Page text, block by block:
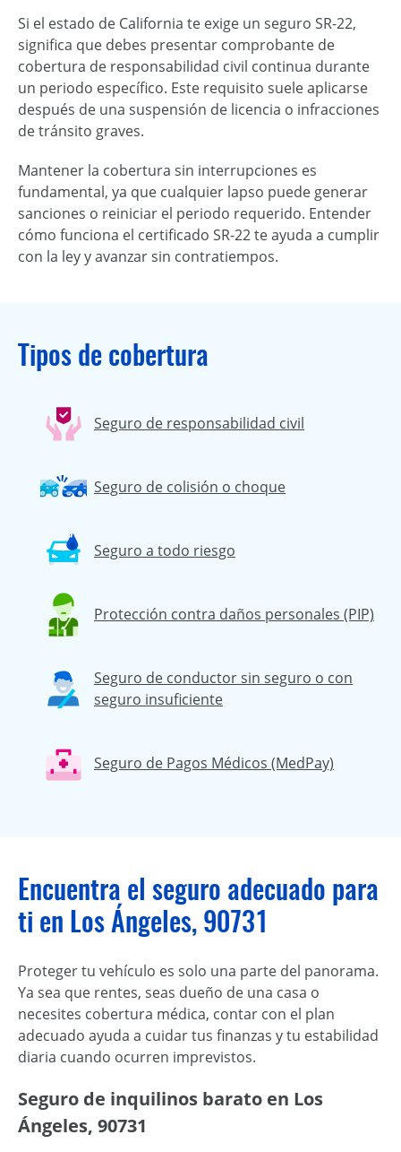
Si el estado de California te exige un seguro SR-22,
significa que debes presentar comprobante de
cobertura de responsabilidad civil continua durante
un periodo específico. Este requisito suele aplicarse
después de una suspensión de licencia o infracciones
de tránsito graves.
Mantener la cobertura sin interrupciones es
fundamental, ya que cualquier lapso puede generar
sanciones o reiniciar el periodo requerido. Entender
cómo funciona el certificado SR-22 te ayuda a cumplir
con la ley y avanzar sin contratiempos.
Tipos de cobertura
Seguro de responsabilidad civil
Seguro de colisión o choque
Seguro a todo riesgo
Protección contra daños personales (PIP)
Seguro de conductor sin seguro o con
seguro insuficiente
Seguro de Pagos Médicos (MedPay)
Encuentra el seguro adecuado para
ti en Los Ángeles, 90731
Proteger tu vehículo es solo una parte del panorama.
Ya sea que rentes, seas dueño de una casa o
necesites cobertura médica, contar con el plan
adecuado ayuda a cuidar tus finanzas y tu estabilidad
diaria cuando ocurren imprevistos.
Seguro de inquilinos barato en Los
Ángeles, 90731